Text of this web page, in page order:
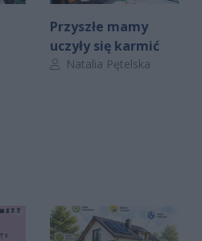
Przyszłe mamy
uczyły się karmić
Autor artykułu:
Natalia Pętelska